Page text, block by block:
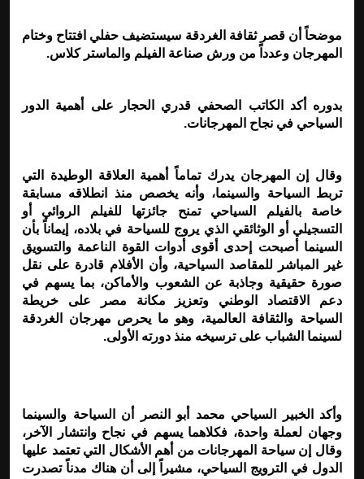
موضحاً أن قصر ثقافة الغردقة سيستضيف حفلي افتتاح وختام
المهرجان وعدداً من ورش صناعة الفيلم والماستر كلاس.
بدوره أكد الكاتب الصحفي قدري الحجار على أهمية الدور
السياحي في نجاح المهرجانات.
وقال إن المهرجان يدرك تماماً أهمية العلاقة الوطيدة التي
تربط السياحة والسينما، وأنه يخصص منذ انطلاقه مسابقة
خاصة بالفيلم السياحي تمنح جائزتها للفيلم الروائي أو
التسجيلي أو الوثائقي الذي يروج للسياحة في بلاده، إيماناً بأن
السينما أصبحت إحدى أقوى أدوات القوة الناعمة والتسويق
غير المباشر للمقاصد السياحية، وأن الأفلام قادرة على نقل
صورة حقيقية وجاذبة عن الشعوب والأماكن، بما يسهم في
دعم الاقتصاد الوطني وتعزيز مكانة مصر على خريطة
السياحة والثقافة العالمية، وهو ما يحرص مهرجان الغردقة
لسينما الشباب على ترسيخه منذ دورته الأولى.
وأكد الخبير السياحي محمد أبو النصر أن السياحة والسينما
وجهان لعملة واحدة، فكلاهما يسهم في نجاح وانتشار الآخر،
وقال إن سياحة المهرجانات من أهم الأشكال التي تعتمد عليها
الدول في الترويج السياحي، مشيراً إلى أن هناك مدناً تصدرت